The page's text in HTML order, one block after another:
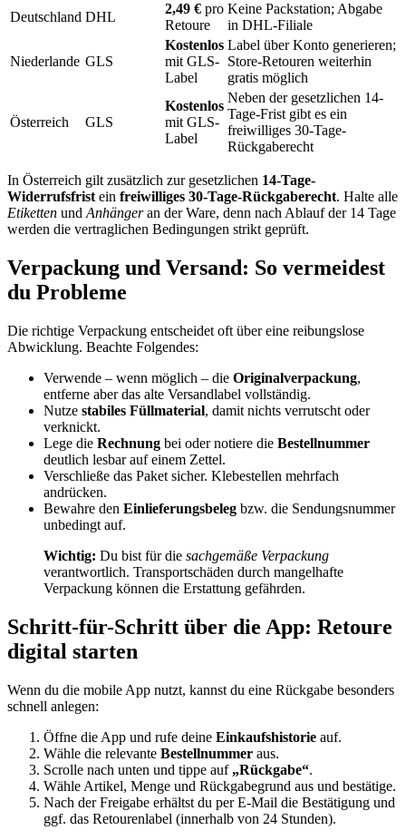
Deutschland DHL
2,49 € pro
Retoure
Keine Packstation; Abgabe
in DHL-Filiale
Niederlande GLS
Kostenlos
mit GLS-
Label
Label über Konto generieren;
Store-Retouren weiterhin
gratis möglich
Österreich GLS
Kostenlos
mit GLS-
Label
Neben der gesetzlichen 14-
Tage-Frist gibt es ein
freiwilliges 30-Tage-
Rückgaberecht
In Österreich gilt zusätzlich zur gesetzlichen 14-Tage-
Widerrufsfrist ein freiwilliges 30-Tage-Rückgaberecht. Halte alle
Etiketten und Anhängeran der Ware, denn nach Ablauf der 14 Tage
werden die vertraglichen Bedingungen strikt geprüft.
Verpackung und Versand: So vermeidest
du Probleme
Die richtige Verpackung entscheidet oft über eine reibungslose
Abwicklung. Beachte Folgendes:
Verwende – wenn möglich – die Originalverpackung,
entferne aber das alte Versandlabel vollständig.
Nutze stabiles Füllmaterial, damit nichts verrutscht oder
verknickt.
Lege die Rechnung bei oder notiere die Bestellnummer
deutlich lesbar auf einem Zettel.
Verschließe das Paket sicher. Klebestellen mehrfach
andrücken.
Bewahre den Einlieferungsbeleg bzw. die Sendungsnummer
unbedingt auf.
Wichtig: Du bist für die sachgemäße Verpackung
verantwortlich. Transportschäden durch mangelhafte
Verpackung können die Erstattung gefährden.
Schritt-für-Schritt über die App: Retoure
digital starten
Wenn du die mobile App nutzt, kannst du eine Rückgabe besonders
schnell anlegen:
Öffne die App und rufe deine Einkaufshistorie auf.
Wähle die relevante Bestellnummer aus.
Scrolle nach unten und tippe auf „Rückgabe“.
Wähle Artikel, Menge und Rückgabegrund aus und bestätige.
Nach der Freigabe erhältst du per E-Mail die Bestätigung und
ggf. das Retourenlabel (innerhalb von 24 Stunden).